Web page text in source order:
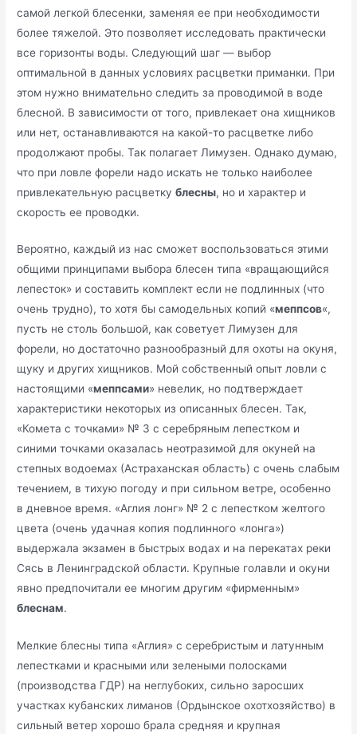
самой легкой блесенки, заменяя ее при необходимости
более тяжелой. Это позволяет исследовать практически
все горизонты воды. Следующий шаг — выбор
оптимальной в данных условиях расцветки приманки. При
этом нужно внимательно следить за проводимой в воде
блесной. В зависимости от того, привлекает она хищников
или нет, останавливаются на какой-то расцветке либо
продолжают пробы. Так полагает Лимузен. Однако думаю,
что при ловле форели надо искать не только наиболее
привлекательную расцветкублесны, но и характер и
скорость ее проводки.
Вероятно, каждый из нас сможет воспользоваться этими
общими принципами выбора блесен типа «вращающийся
лепесток» и составить комплект если не подлинных (что
очень трудно), то хотя бы самодельных копий «меппсов«,
пусть не столь большой, как советует Лимузен для
форели, но достаточно разнообразный для охоты на окуня,
щуку и других хищников. Мой собственный опыт ловли с
настоящими «меппсами» невелик, но подтверждает
характеристики некоторых из описанных блесен. Так,
«Комета с точками» № 3 с серебряным лепестком и
синими точками оказалась неотразимой для окуней на
степных водоемах (Астраханская область) с очень слабым
течением, в тихую погоду и при сильном ветре, особенно
в дневное время. «Аглия лонг» № 2 с лепестком желтого
цвета (очень удачная копия подлинного «лонга»)
выдержала экзамен в быстрых водах и на перекатах реки
Сясь в Ленинградской области. Крупные голавли и окуни
явно предпочитали ее многим другим «фирменным»
блеснам.
Мелкие блесны типа «Аглия» с серебристым и латунным
лепестками и красными или зелеными полосками
(производства ГДР) на неглубоких, сильно заросших
участках кубанских лиманов (Ордынское охотхозяйство) в
сильный ветер хорошо брала средняя и крупная